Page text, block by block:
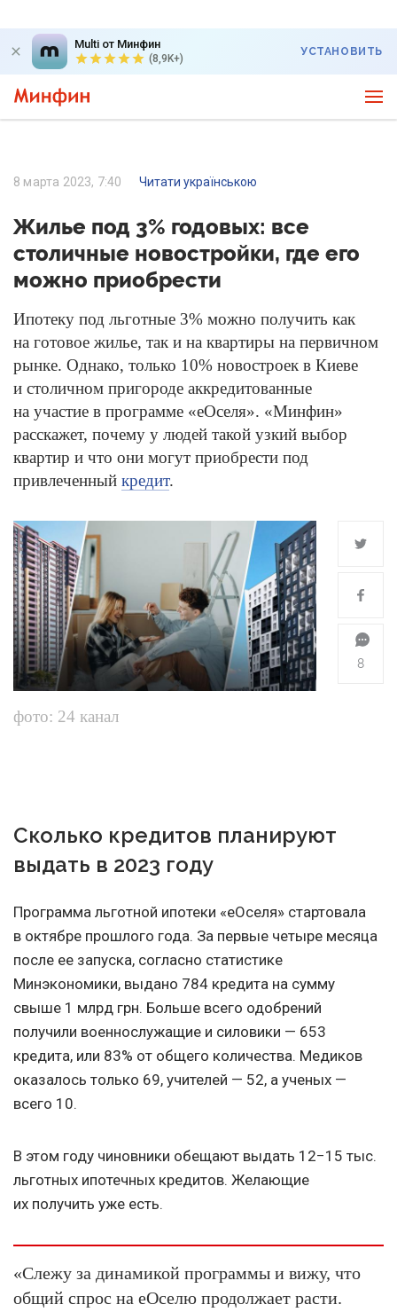
Multi от Минфин
(8,9K+)
УСТАНОВИТЬ
8 марта 2023, 7:40 Читати українською
Жилье под 3% годовых: все
столичные новостройки, где его
можно приобрести
Ипотеку под льготные 3% можно получить как
на готовое жилье, так и на квартиры на первичном
рынке. Однако, только 10% новостроек в Киеве
и столичном пригороде аккредитованные
на участие в программе «еОселя». «Минфин»
расскажет, почему у людей такой узкий выбор
квартир и что они могут приобрести под
привлеченный кредит.
фото: 24 канал
8
Сколько кредитов планируют
выдать в 2023 году
Программа льготной ипотеки «еОселя» стартовала
в октябре прошлого года. За первые четыре месяца
после ее запуска, согласно статистике
Минэкономики, выдано 784 кредита на сумму
свыше 1 млрд грн. Больше всего одобрений
получили военнослужащие и силовики — 653
кредита, или 83% от общего количества. Медиков
оказалось только 69, учителей — 52, а ученых —
всего 10.
В этом году чиновники обещают выдать 12−15 тыс.
льготных ипотечных кредитов. Желающие
их получить уже есть.
«Слежу за динамикой программы и вижу, что
общий спрос на еОселю продолжает расти.